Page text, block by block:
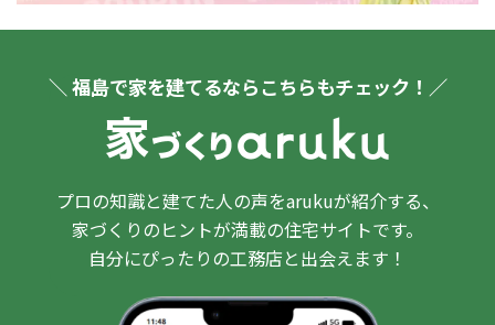
＼ 福島で家を建てるならこちらもチェック！／
プロの知識と建てた人の声をarukuが紹介する、
家づくりのヒントが満載の住宅サイトです。
自分にぴったりの工務店と出会えます！